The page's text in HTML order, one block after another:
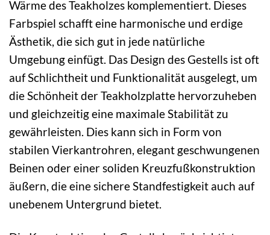
Wärme des Teakholzes komplementiert. Dieses
Farbspiel schafft eine harmonische und erdige
Ästhetik, die sich gut in jede natürliche
Umgebung einfügt. Das Design des Gestells ist oft
auf Schlichtheit und Funktionalität ausgelegt, um
die Schönheit der Teakholzplatte hervorzuheben
und gleichzeitig eine maximale Stabilität zu
gewährleisten. Dies kann sich in Form von
stabilen Vierkantrohren, elegant geschwungenen
Beinen oder einer soliden Kreuzfußkonstruktion
äußern, die eine sichere Standfestigkeit auch auf
unebenem Untergrund bietet.